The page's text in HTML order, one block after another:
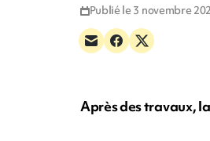
Publié le 3 novembre
Après des travaux,